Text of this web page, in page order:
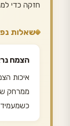
חזקה כדי
שאלות
הצמח
איכות
ממרחק